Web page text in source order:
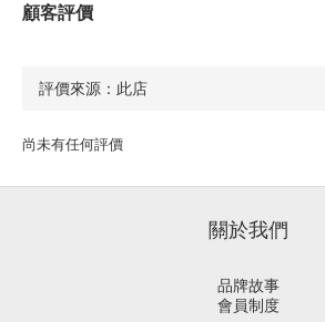
顧客評價
尚未有任何評價
關於我們
品牌故事
會員制度